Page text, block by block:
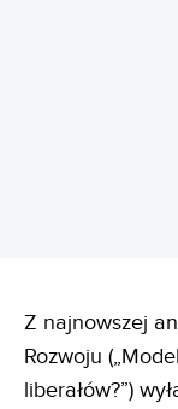
Z najnowszej
Rozwoju
liberałów?”)